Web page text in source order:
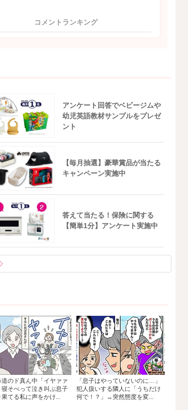
コメントランキング
アンケート回答でベビージムや
幼児英語教材サンプルをプレゼ
ント
【毎月抽選】豪華賞品が当たる
キャンペーン実施中
答えて当たる！保険に関する
【簡単1分】アンケート実施中
道のド真ん中「イヤァァ
寝そべって泣き叫ぶ息子
てる私に声をかけ...
「息子はやっていないのに…」
犯人扱いする隣人に「うちだけ
何で！？」→突然態度を変...